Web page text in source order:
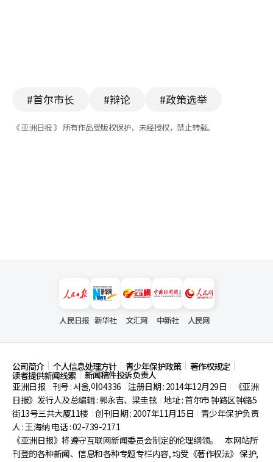
#首尔市长 #辩论 #政策选举
《 亚洲日报 》 所有作品受版权保护，未经授权，禁止转载。
人民日报 新华社 文汇网 中新社 人民网
公司简介 个人信息处理方针 青少年保护政策 著作权规定
读者提供新闻线索
新闻稿件投诉负责人
亚洲日报
刊号 : 서울,아04336 注册日期 : 2014年12月29日
《亚洲
日报》发行人及总编辑 : 郭永吉、梁圭铉 地址 : 首尔市钟路区钟路5
街13号三共大厦11楼 创刊日期 : 2007年11月15日
青少年保护负责
人 : 王海纳 电话 : 02-739-2171
《亚洲日报》将遵守互联网新闻委员会制定的伦理纲领。
本网站所
刊登的各种新闻、信息和各种专题专栏内容, 均受《著作权法》 保护,